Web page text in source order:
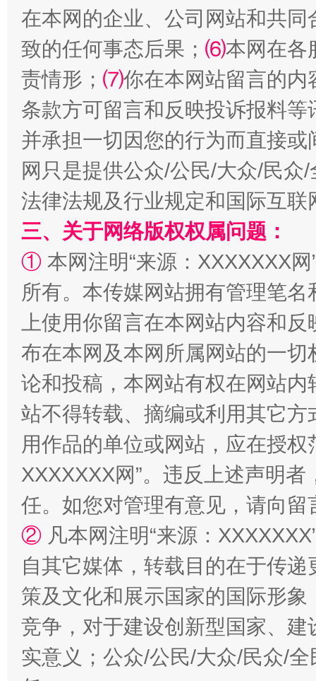
解纷+调解+退费，一次搞定
站台名比不上好声名
漫山遍野的桃花与雪山、麦地、白藏房
在本网的企业、公司网站和共
致的任何事态后果； ⑹本网在各
责情形； ⑺你在本网站留言的内
条款方可留言和反映投诉报料
并承担一切因您的行为而直接
网只是提供公众/公民/大众/民
法律法规及行业规定和国际互
三、关于网络版权权属问题：
① 本网注明“来源：XXXXXXX
所有。本传媒网站拥有管理笔
上使用你留言在本网站内容和
布在本网及本网所属网站的一
论和投稿，本网站有权在网站
站不得转载、摘编或利用其它
用作品的单位或网站，应在授
XXXXXXX网”。违反上述声明
任。如您对管理有意见，请向
② 凡本网注明“来源：
自其它媒体，转载目的在于传
策及文化和展示国家的国际形
竞争，对于建设创新型国家、
实意义；公众/公民/大众/民众/